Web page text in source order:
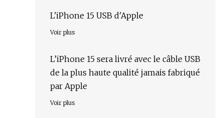
L'iPhone 15 USB d'Apple
Voir plus
L’iPhone 15 sera livré avec le câble USB
de la plus haute qualité jamais fabriqué
par Apple
Voir plus